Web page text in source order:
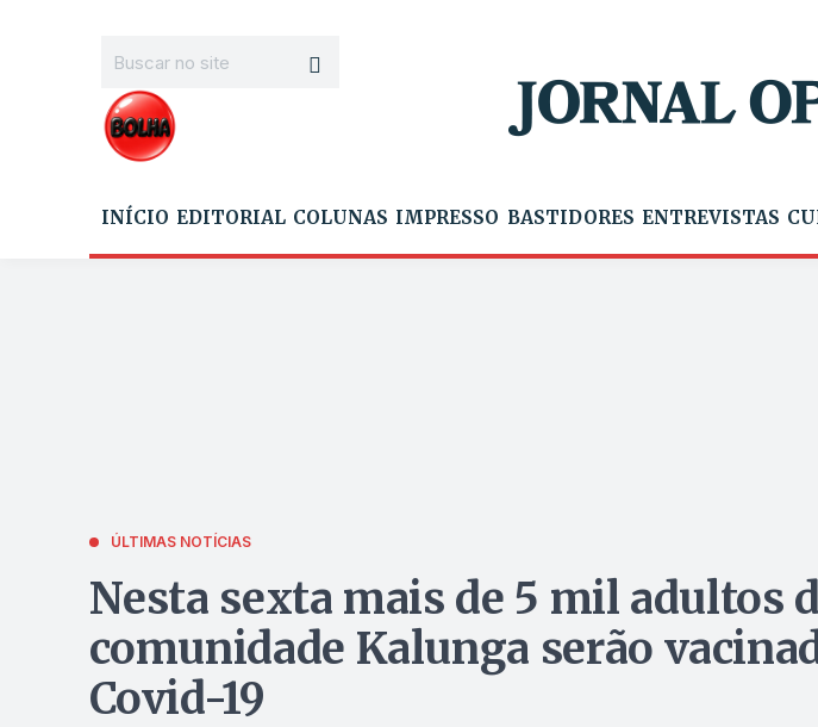
INÍCIO EDITORIAL COLUNAS IMPRESSO BASTIDORES ENTREVISTAS
ÚLTIMAS NOTÍCIAS
Nesta sexta mais de 5 mil adultos
comunidade Kalunga serão
Covid-19